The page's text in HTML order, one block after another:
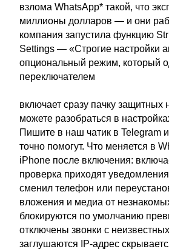
взлома WhatsApp* такой, что
миллионы долларов — и они
компания запустила функцию
Settings — «Строгие настройки
опциональный режим, который
переключателем
включает сразу пачку защитных
можете разобраться в
Пишите в наш чатик в Telegram
точно помогут. Что меняется в
iPhone после включения:
проверка приходят
сменил телефон или
вложения и медиа от
блокируются по умолчанию
отключены звонки с
заглушаются IP-адрес